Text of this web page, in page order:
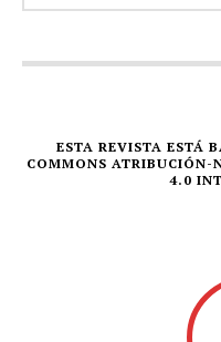
ESTA REVISTA ESTÁ
COMMONS ATRIBUCIÓN-
4.0